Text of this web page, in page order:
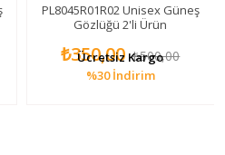
PL8045R01R02 Unisex Güneş
Gözlüğü 2'li Ürün
₺350,00 ₺500,00
İndirim
Ücretsiz Kargo